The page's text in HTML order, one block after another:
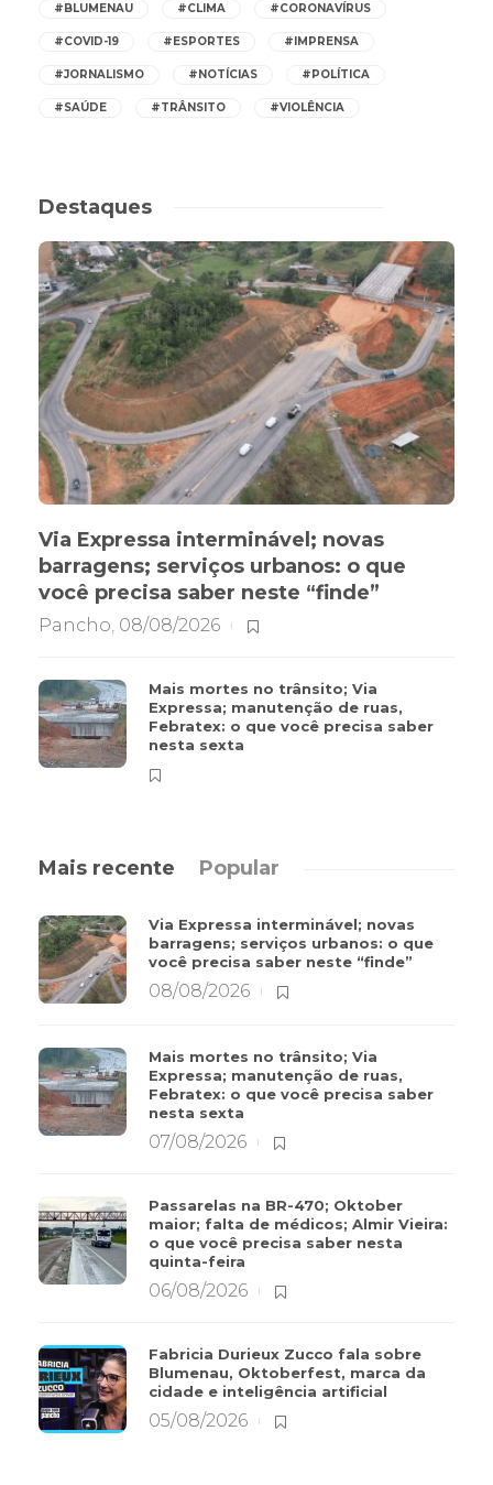
#BLUMENAU #CLIMA #CORONAVÍRUS
#COVID-19 #ESPORTES #IMPRENSA
#JORNALISMO #NOTÍCIAS #POLÍTICA
#SAÚDE #TRÂNSITO #VIOLÊNCIA
Destaques
Via Expressa interminável; novas
barragens; serviços urbanos: o que
você precisa saber neste “finde”
Pancho 08/08/2026
Mais mortes no trânsito; Via
Expressa; manutenção de ruas,
Febratex: o que você precisa saber
nesta sexta
Mais recente Popular
Via Expressa interminável; novas
barragens; serviços urbanos: o que
você precisa saber neste “finde”
08/08/2026
Mais mortes no trânsito; Via
Expressa; manutenção de ruas,
Febratex: o que você precisa saber
nesta sexta
07/08/2026
Passarelas na BR-470; Oktober
maior; falta de médicos; Almir Vieira:
o que você precisa saber nesta
quinta-feira
06/08/2026
Fabricia Durieux Zucco fala sobre
Blumenau, Oktoberfest, marca da
cidade e inteligência artificial
05/08/2026